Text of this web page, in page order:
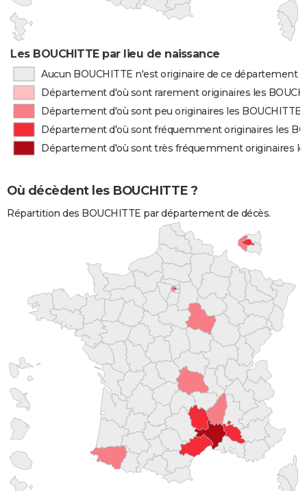
Les BOUCHITTE par lieu de naissance
Aucun BOUCHITTE n'est originaire de ce département
Département d'où sont rarement originaires les
Département d'où sont peu originaires les BOUCHITTE
Département d'où sont fréquemment originaires les
Département d'où sont très fréquemment originaires
Où décèdent les BOUCHITTE ?
Répartition des BOUCHITTE par département de décès.